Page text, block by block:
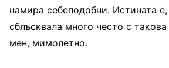
намира себеподобни. Истината
сблъсквала много често с
мен, мимолетно.